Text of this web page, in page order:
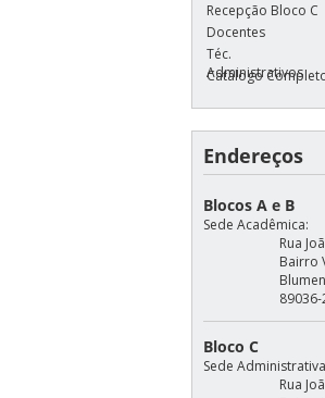
Recepção Bloco C
Docentes
Téc.
Administrativos
Catálogo
Endereços
Blocos A e B
Sede Acadêmica:
Rua
Bairro
Bloco C
Sede
Rua